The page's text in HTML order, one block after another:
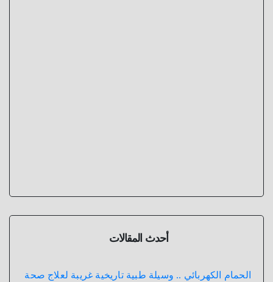
أحدث المقالات
الحمام الكهربائي .. وسيلة طبية تاريخية غريبة لعلاج صحة